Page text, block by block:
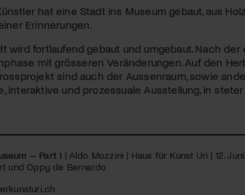
hat eine Stadt ins Museum gebaut, aus
Erinnerungen.
wird fortlaufend gebaut und umgebaut. Nach
mit grösseren Veränderungen. Auf den
sind auch der Aussenraum, sowie
interaktive und prozessuale Ausstellung, in
– Part I | Aldo Mozzini | Haus für Kunst Uri | 12.
und Oppy de Bernardo